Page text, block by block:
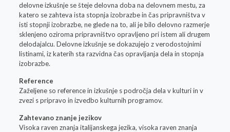
delovne izkušnje se šteje delovna doba na delovnem mestu, za
katero se zahteva ista stopnja izobrazbe in čas pripravništva v
isti stopnji izobrazbe, ne glede na to, ali je bilo delovno razmerje
sklenjeno oziroma pripravništvo opravljeno pri istem ali drugem
delodajalcu. Delovne izkušnje se dokazujejo z verodostojnimi
listinami, iz katerih sta razvidna čas opravljanja dela in stopnja
izobrazbe.
Reference
Zaželjene so reference in izkušnje s področja dela v kulturi in v
zvezi s pripravo in izvedbo kulturnih programov.
Zahtevano znanje jezikov
Visoka raven znanja italijanskega jezika, visoka raven znanja